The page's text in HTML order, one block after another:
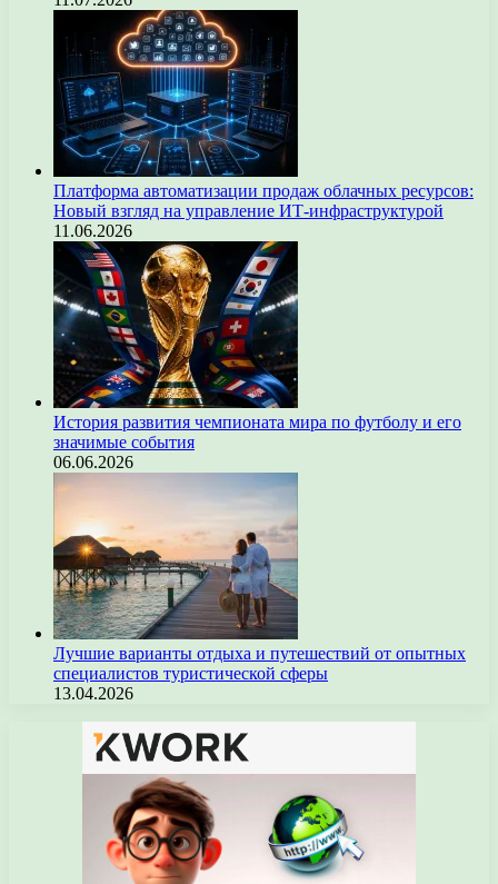
Платформа автоматизации продаж облачных ресурсов:
Новый взгляд на управление ИТ-инфраструктурой
11.06.2026
История развития чемпионата мира по футболу и его
значимые события
06.06.2026
Лучшие варианты отдыха и путешествий от опытных
специалистов туристической сферы
13.04.2026